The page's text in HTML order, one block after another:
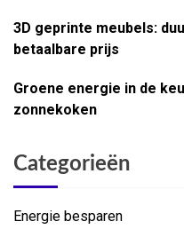
3D geprinte meubels:
betaalbare prijs
Groene energie in de
zonnekoken
Categorieën
Energie besparen